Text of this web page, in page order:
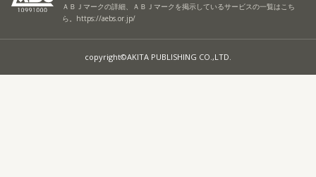
ＡＢＪマークの詳細、ＡＢＪマークを掲示しているサービスの一覧はこち
ら。 https://aebs.or.jp/
copyright©AKITA PUBLISHING CO.,LTD.